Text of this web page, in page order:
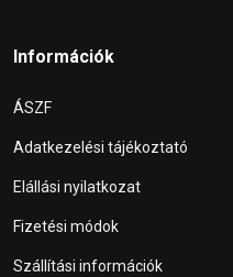
Információk
ÁSZF
Adatkezelési tájékoztató
Elállási nyilatkozat
Fizetési módok
Szállítási információk